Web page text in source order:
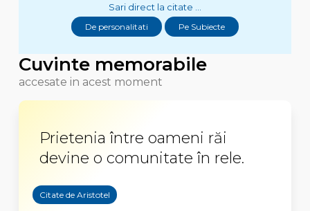
Sari direct la citate ...
De personalitati Pe Subiecte
Cuvinte memorabile
accesate in acest moment
Prietenia între oameni răi
devine o comunitate în rele.
Citate de Aristotel